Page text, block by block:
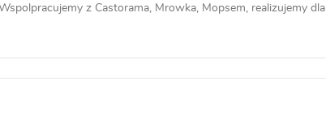
z Castorama, Mrowka, Mopsem, realizujemy dla